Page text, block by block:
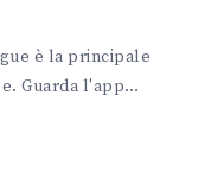
è la principale
Guarda l'app…